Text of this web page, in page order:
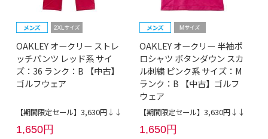
OAKLEY オークリー ストレ
ッチパンツ レッド系 サイ
ズ：36 ランク：B 【中古】
ゴルフウェア
【期間限定セール】3,630円↓↓
1,650円
OAKLEY オークリー 半袖ポ
ロシャツ ボタンダウン スカ
ル刺繍 ピンク系 サイズ：M
ランク：B 【中古】ゴルフ
ウェア
【期間限定セール】3,630円↓↓
1,650円